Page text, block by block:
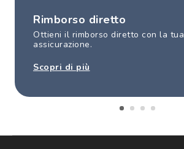
Rimborso diretto
Ottieni il rimborso diretto con la tua
assicurazione.
Scopri di più